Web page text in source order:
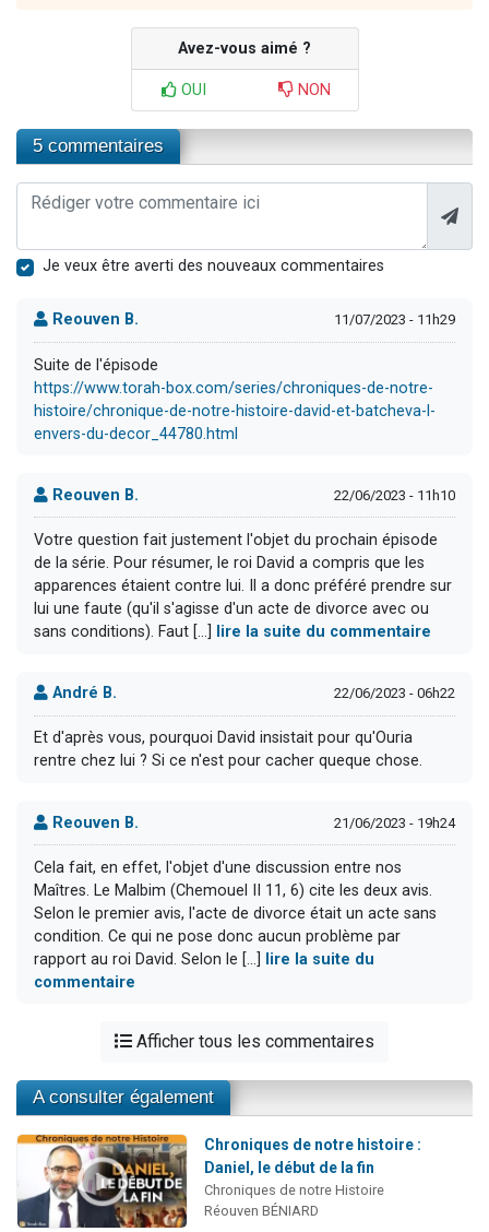
Avez-vous aimé ?
OUI NON
5 commentaires
Je veux être averti des nouveaux commentaires
Reouven B. 11/07/2023 - 11h29
Suite de l'épisode
https://www.torah-box.com/series/chroniques-de-notre-
histoire/chronique-de-notre-histoire-david-et-batcheva-l-
envers-du-decor_44780.html
Reouven B. 22/06/2023 - 11h10
Votre question fait justement l'objet du prochain épisode
de la série. Pour résumer, le roi David a compris que les
apparences étaient contre lui. Il a donc préféré prendre sur
lui une faute (qu'il s'agisse d'un acte de divorce avec ou
sans conditions). Faut [...]
lire la suite du commentaire
André B. 22/06/2023 - 06h22
Et d'après vous, pourquoi David insistait pour qu'Ouria
rentre chez lui ? Si ce n'est pour cacher queque chose.
Reouven B. 21/06/2023 - 19h24
Cela fait, en effet, l'objet d'une discussion entre nos
Maîtres. Le Malbim (Chemouel II 11, 6) cite les deux avis.
Selon le premier avis, l'acte de divorce était un acte sans
condition. Ce qui ne pose donc aucun problème par
rapport au roi David. Selon le [...]
lire la suite du
commentaire
Afficher tous les commentaires
A consulter également
Chroniques de notre histoire :
Daniel, le début de la fin
Chroniques de notre Histoire
Réouven BÉNIARD